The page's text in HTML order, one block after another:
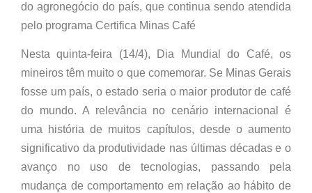
do agronegócio do país, que continua sendo atendida
pelo programa Certifica Minas Café
Nesta quinta-feira (14/4), Dia Mundial do Café, os
mineiros têm muito o que comemorar. Se Minas Gerais
fosse um país, o estado seria o maior produtor de café
do mundo. A relevância no cenário internacional é
uma história de muitos capítulos, desde o aumento
significativo da produtividade nas últimas décadas e o
avanço no uso de tecnologias, passando pela
mudança de comportamento em relação ao hábito de